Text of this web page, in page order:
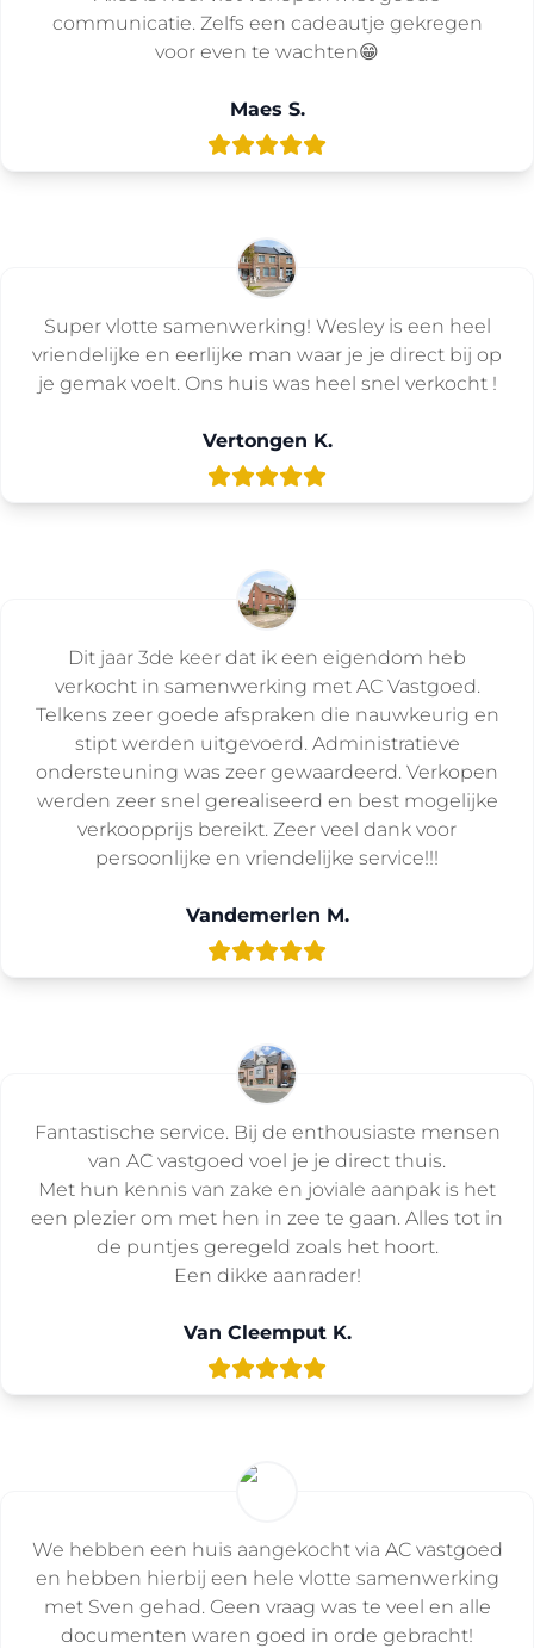
communicatie. Zelfs een cadeautje gekregen
voor even te wachten😁
Maes S.
Super vlotte samenwerking! Wesley is een heel
vriendelijke en eerlijke man waar je je direct bij op
je gemak voelt. Ons huis was heel snel verkocht !
Vertongen K.
Dit jaar 3de keer dat ik een eigendom heb
verkocht in samenwerking met AC Vastgoed.
Telkens zeer goede afspraken die nauwkeurig en
stipt werden uitgevoerd. Administratieve
ondersteuning was zeer gewaardeerd. Verkopen
werden zeer snel gerealiseerd en best mogelijke
verkoopprijs bereikt. Zeer veel dank voor
persoonlijke en vriendelijke service!!!
Vandemerlen M.
Fantastische service. Bij de enthousiaste mensen
van AC vastgoed voel je je direct thuis.
Met hun kennis van zake en joviale aanpak is het
een plezier om met hen in zee te gaan. Alles tot in
de puntjes geregeld zoals het hoort.
Een dikke aanrader!
Van Cleemput K.
We hebben een huis aangekocht via AC vastgoed
en hebben hierbij een hele vlotte samenwerking
met Sven gehad. Geen vraag was te veel en alle
documenten waren goed in orde gebracht!